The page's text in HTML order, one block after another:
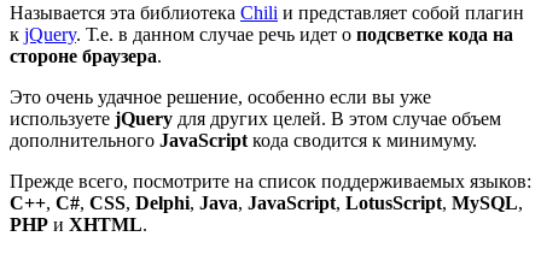
Называется эта библиотека Chili и представляет собой плагин
к jQuery. Т.е. в данном случае речь идет о подсветке кода на
стороне браузера.
Это очень удачное решение, особенно если вы уже
используете jQuery для других целей. В этом случае объем
дополнительного JavaScript кода сводится к минимуму.
Прежде всего, посмотрите на список поддерживаемых языков:
C++, C#, CSS, Delphi, Java, JavaScript, LotusScript, MySQL,
PHP и XHTML.